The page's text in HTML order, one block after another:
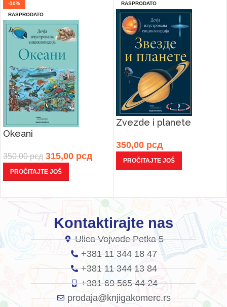
-10%
RASPRODATO
Okeani
350,00рсд 315,00 рсд
PROČITAJTE JOŠ
RASPRODATO
Zvezde i planete
350,00 рсд
PROČITAJTE JOŠ
Kontaktirajte nas
Ulica Vojvode Petka 5
+381 11 344 18 47
+381 11 344 13 84
+381 69 565 44 24
prodaja@knjigakomerc.rs